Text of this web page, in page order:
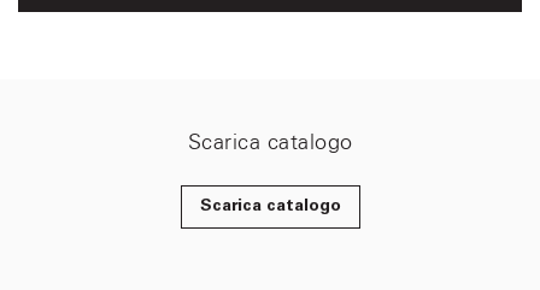
Scarica catalogo
Scarica catalogo